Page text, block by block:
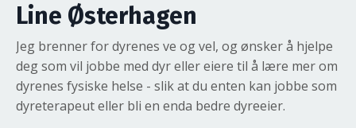
Line Østerhagen
Jeg brenner for dyrenes ve og vel, og ønsker å hjelpe
deg som vil jobbe med dyr eller eiere til å lære mer om
dyrenes fysiske helse - slik at du enten kan jobbe som
dyreterapeut eller bli en enda bedre dyreeier.